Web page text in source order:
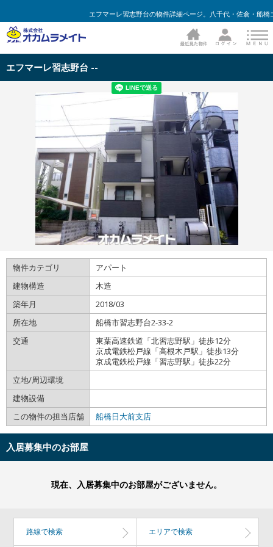
エフマーレ習志野台の物件詳細ページ。八千代・佐倉・船
エフマーレ習志野台 --
物件カテゴリ
アパート
建物構造
木造
築年月
2018/03
所在地
船橋市習志野台2-33-2
交通
東葉高速鉄道「北習志野駅」徒歩12分
京成電鉄松戸線「高根木戸駅」徒歩13分
京成電鉄松戸線「習志野駅」徒歩22分
立地/周辺環境
建物設備
この物件の担当店舗
船橋日大前支店
入居募集中のお部屋
現在、入居募集中のお部屋がございません。
路線で検索 エリアで検索